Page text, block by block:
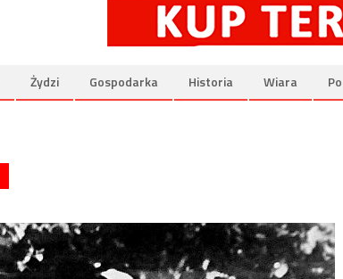
Żydzi Gospodarka Historia Wiara